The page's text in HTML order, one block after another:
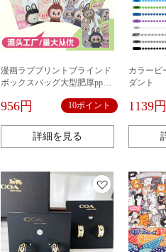
漫画ラブプリントブラインド
ボックスバッグ大型肥厚ppジ
なビニール人形おもちゃディ
956円 10ポイント
詳細を見る
カラービ
ダント
1139円